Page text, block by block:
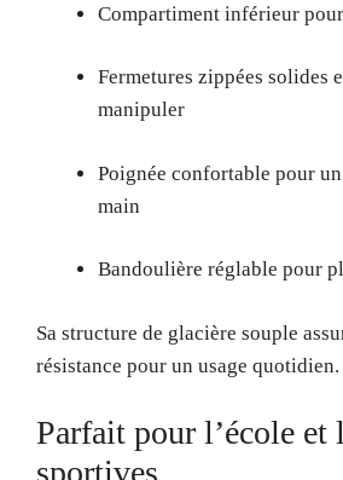
Compartiment inférieur
Fermetures zippées solides
manipuler
Poignée confortable pour
main
Bandoulière réglable pour
Sa structure de glacière souple
résistance pour un usage quotidien.
Parfait pour l’école et
sportives